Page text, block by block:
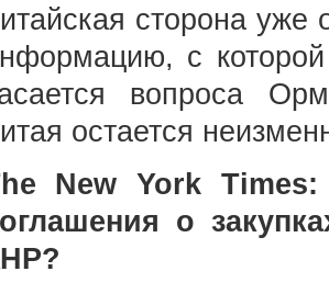
сторона уже
с
вопроса
остается
New York
о